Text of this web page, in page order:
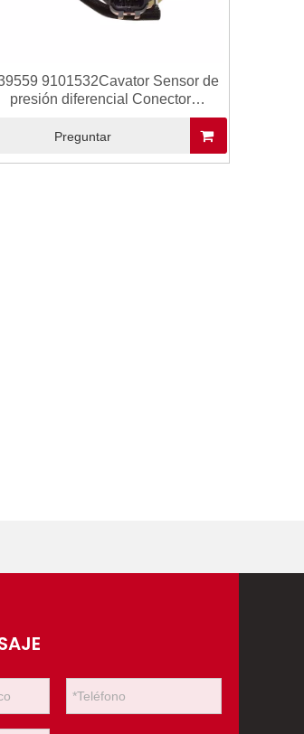
9101532Cavator Sensor de
presión diferencial Conector
automotriz para Hitachi EX200-2
EX200-3 Fabricante
Preguntar